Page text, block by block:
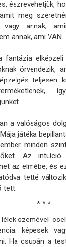
észrevehetjük,
meg
vagy annak,
annak, ami VAN.
fantázia
örvendezik,
teljesen
a valóságos
játéka
minden
Az intuíció
az elmébe, és
tetté
tett.
* * *
szemével,
képesek
Ha csupán a